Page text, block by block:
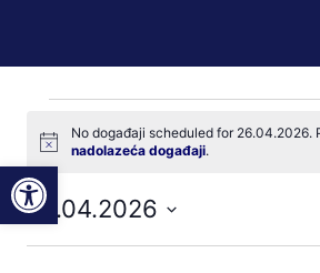
Događaji
for
26.04.2026
Notice
No događaji scheduled for 26.04.2026.
nadolazeća događaji.
26.04.2026
Odaberite
Open toolbar